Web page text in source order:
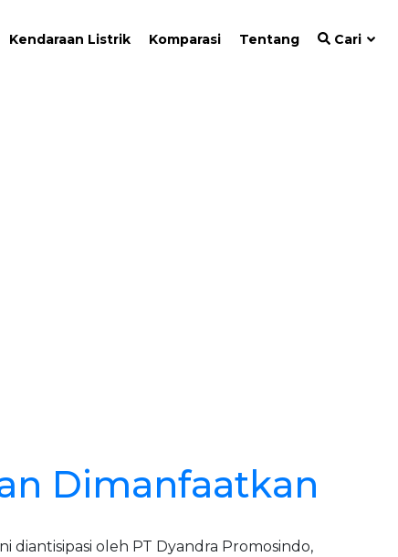
Kendaraan Listrik Komparasi Tentang Cari
Dimanfaatkan
oleh PT Dyandra Promosindo,